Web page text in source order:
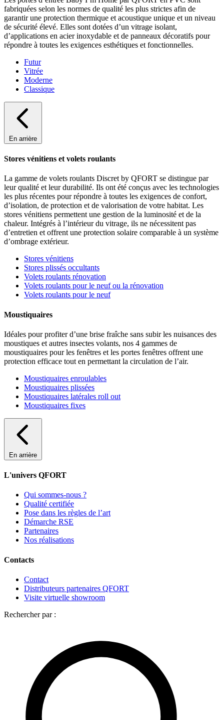
fabriquées selon les normes de qualité les plus strictes afin de
garantir une protection thermique et acoustique unique et un niveau
de sécurité élevé. Elles sont dotées d’un vitrage isolant,
d’applications en acier inoxydable et de panneaux décoratifs pour
répondre à toutes les exigences esthétiques et fonctionnelles.
Futur
Vitrée
Moderne
Classique
En arrière
Stores vénitiens et volets roulants
La gamme de volets roulants Discret by QFORT se distingue par
leur qualité et leur durabilité. Ils ont été conçus avec les technologies
les plus récentes pour répondre à toutes les exigences de confort,
d’isolation, de protection et de valorisation de votre habitat. Les
stores vénitiens permettent une gestion de la luminosité et de la
chaleur. Intégrés à l’intérieur du vitrage, ils ne nécessitent pas
d’entretien et offrent une protection solaire comparable à un système
d’ombrage extérieur.
Stores vénitiens
Stores plissés occultants
Volets roulants rénovation
Volets roulants pour le neuf ou la rénovation
Volets roulants pour le neuf
Moustiquaires
Idéales pour profiter d’une brise fraîche sans subir les nuisances des
moustiques et autres insectes volants, nos 4 gammes de
moustiquaires pour les fenêtres et les portes fenêtres offrent une
protection efficace tout en permettant la circulation de l’air.
Moustiquaires enroulables
Moustiquaires plissées
Moustiquaires latérales roll out
Moustiquaires fixes
En arrière
L'univers QFORT
Qui sommes-nous ?
Qualité certifiée
Pose dans les règles de l’art
Démarche RSE
Partenaires
Nos réalisations
Contacts
Contact
Distributeurs partenaires QFORT
Visite virtuelle showroom
Rechercher par :